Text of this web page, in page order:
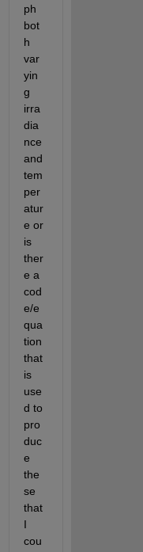
ph
bot
h
var
yin
g
irra
dia
nce
and
tem
per
atur
e or
is
ther
e a
cod
e/e
qua
tion
that
is
use
d to
pro
duc
e
the
se
that
I
cou